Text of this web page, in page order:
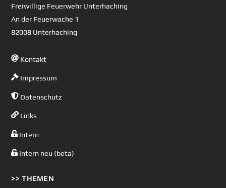
Freiwillige Feuerwehr Unterhaching
An der Feuerwache 1
82008 Unterhaching
Kontakt
Impressum
Datenschutz
Links
Intern
Intern neu (beta)
>> THEMEN